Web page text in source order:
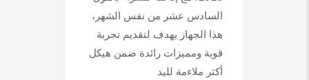
السادس عشر من نفس الشهر،
هذا الجهاز يهدف لتقديم تجربة
قوية ومميزات رائدة ضمن هيكل
أكثر ملاءمة لليد